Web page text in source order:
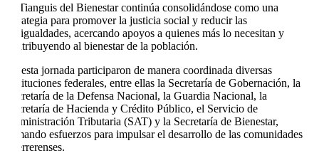
El Tianguis del Bienestar continúa consolidándose como una
estrategia para promover la justicia social y reducir las
desigualdades, acercando apoyos a quienes más lo necesitan y
contribuyendo al bienestar de la población.
En esta jornada participaron de manera coordinada diversas
instituciones federales, entre ellas la Secretaría de Gobernación, la
Secretaría de la Defensa Nacional, la Guardia Nacional, la
Secretaría de Hacienda y Crédito Público, el Servicio de
Administración Tributaria (SAT) y la Secretaría de Bienestar,
sumando esfuerzos para impulsar el desarrollo de las comunidades
guerrerenses.